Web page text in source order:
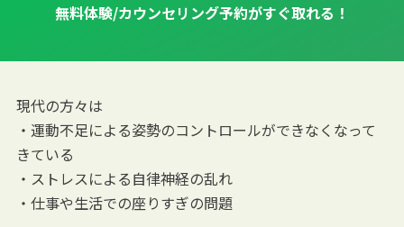
無料体験/カウンセリング予約がすぐ取れる！
現代の方々は
・運動不足による姿勢のコントロールができなくなって
きている
・ストレスによる自律神経の乱れ
・仕事や生活での座りすぎの問題